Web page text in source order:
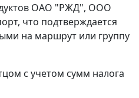
ОАО "РЖД", ООО
что подтверждается
на маршрут или группу
с учетом сумм налога